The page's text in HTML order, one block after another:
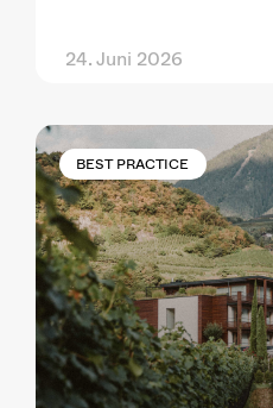
24. Juni 2026
BEST PRACTICE